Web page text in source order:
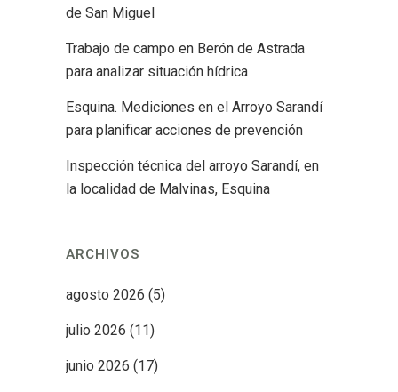
de San Miguel
Trabajo de campo en Berón de Astrada
para analizar situación hídrica
Esquina. Mediciones en el Arroyo Sarandí
para planificar acciones de prevención
Inspección técnica del arroyo Sarandí, en
la localidad de Malvinas, Esquina
ARCHIVOS
agosto 2026 (5)
julio 2026 (11)
junio 2026 (17)